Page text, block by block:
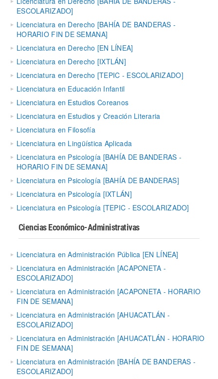
ESCOLARIZADO]
Licenciatura en Derecho [BAHÍA DE BANDERAS -
HORARIO FIN DE SEMANA]
Licenciatura en Derecho [EN LÍNEA]
Licenciatura en Derecho [IXTLÁN]
Licenciatura en Derecho [TEPIC - ESCOLARIZADO]
Licenciatura en Educación Infantil
Licenciatura en Estudios Coreanos
Licenciatura en Estudios y Creación Literaria
Licenciatura en Filosofía
Licenciatura en Lingüística Aplicada
Licenciatura en Psicología [BAHÍA DE BANDERAS -
HORARIO FIN DE SEMANA]
Licenciatura en Psicología [BAHÍA DE BANDERAS]
Licenciatura en Psicología [IXTLÁN]
Licenciatura en Psicología [TEPIC - ESCOLARIZADO]
Ciencias Económico-Administrativas
Licenciatura en Administración Pública [EN LÍNEA]
Licenciatura en Administración [ACAPONETA -
ESCOLARIZADO]
Licenciatura en Administración [ACAPONETA - HORARIO
FIN DE SEMANA]
Licenciatura en Administración [AHUACATLÁN -
ESCOLARIZADO]
Licenciatura en Administración [AHUACATLÁN - HORARIO
FIN DE SEMANA]
Licenciatura en Administración [BAHÍA DE BANDERAS -
ESCOLARIZADO]